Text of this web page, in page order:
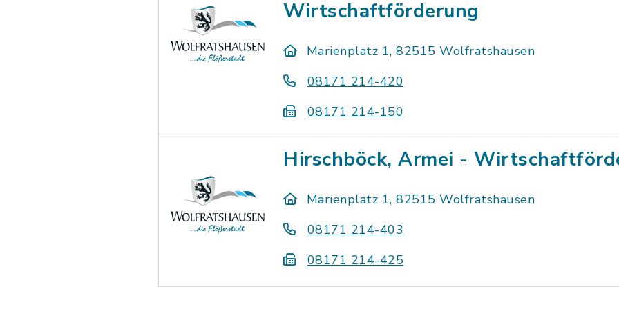
Wirtschaftförderung
Marienplatz 1, 82515 Wolfratshausen
08171 214-420
08171 214-150
Hirschböck, Armei -
Marienplatz 1, 82515 Wolfratshausen
08171 214-403
08171 214-425